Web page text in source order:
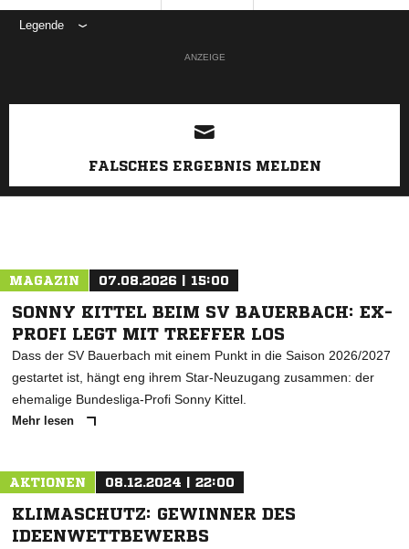
Legende
ANZEIGE
FALSCHES ERGEBNIS MELDEN
MAGAZIN 07.08.2026 | 15:00
SONNY KITTEL BEIM SV BAUERBACH: EX-
PROFI LEGT MIT TREFFER LOS
Dass der SV Bauerbach mit einem Punkt in die Saison 2026/2027
gestartet ist, hängt eng ihrem Star-Neuzugang zusammen: der
ehemalige Bundesliga-Profi Sonny Kittel.
Mehr lesen
AKTIONEN 08.12.2024 | 22:00
KLIMASCHUTZ: GEWINNER DES
IDEENWETTBEWERBS